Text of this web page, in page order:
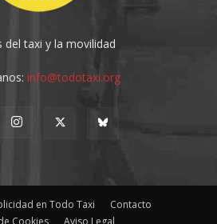
del taxi y la movilidad
info@todotaxi.org
en Todo Taxi
Contacto